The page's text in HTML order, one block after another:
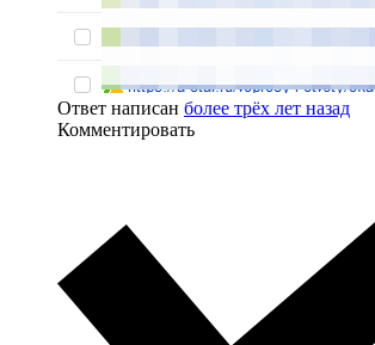
Ответ написан более трёх лет назад
Комментировать